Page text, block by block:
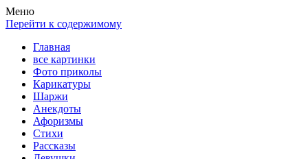
Весела хата — прикольные картинки, смешные истории,
клипы!
Покажем всем ваши фото приколы, карикатуры, шаржи, стихи,
рассказы, видео и песни!
Меню
Перейти к содержимому
Главная
все картинки
Фото приколы
Карикатуры
Шаржи
Анекдоты
Афоризмы
Стихи
Рассказы